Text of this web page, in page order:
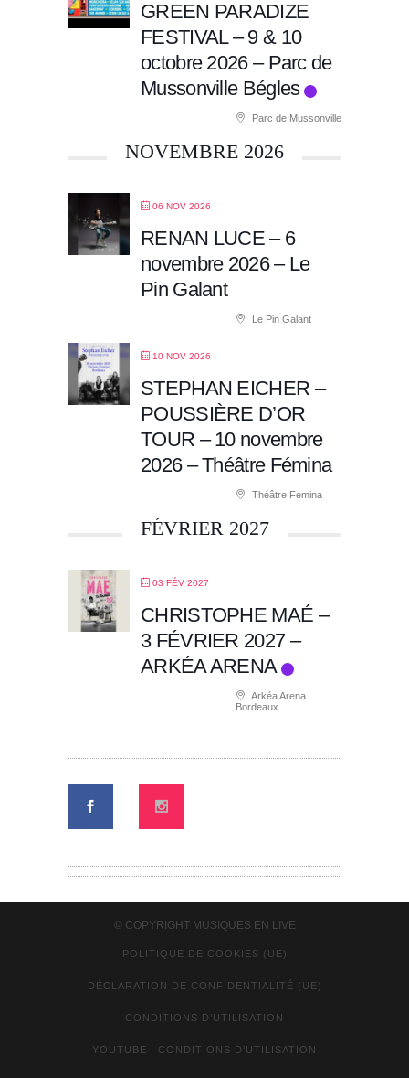
GREEN PARADIZE
FESTIVAL – 9 & 10
octobre 2026 – Parc de
Mussonville Bégles
Parc de Mussonville
NOVEMBRE 2026
06 NOV 2026
RENAN LUCE – 6
novembre 2026 – Le
Pin Galant
Le Pin Galant
10 NOV 2026
STEPHAN EICHER –
POUSSIÈRE D’OR
TOUR – 10 novembre
2026 – Théâtre Fémina
Théâtre Femina
FÉVRIER 2027
03 FÉV 2027
CHRISTOPHE MAÉ –
3 FÉVRIER 2027 –
ARKÉA ARENA
Arkéa Arena
Bordeaux
© COPYRIGHT MUSIQUES EN LIVE
POLITIQUE DE COOKIES (UE)
DÉCLARATION DE CONFIDENTIALITÉ (UE)
CONDITIONS D’UTILISATION
YOUTUBE : CONDITIONS D’UTILISATION